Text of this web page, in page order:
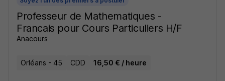
Professeur de Mathematiques -
Francais pour Cours Particuliers H/F
Anacours
Orléans - 45 CDD 16,50 € / heure